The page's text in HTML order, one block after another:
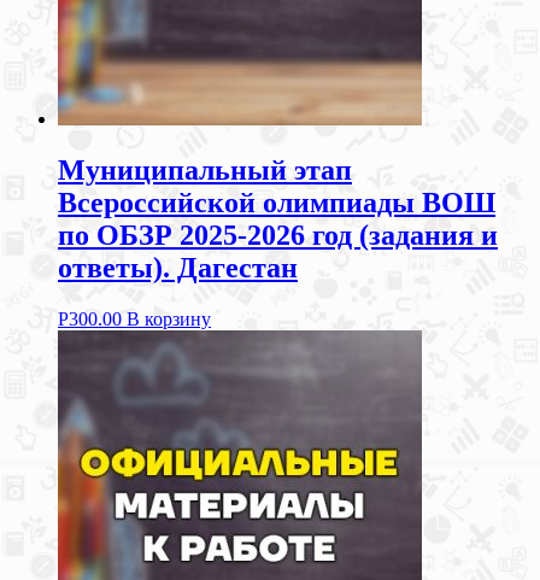
Муниципальный этап
Всероссийской олимпиады ВОШ
по ОБЗР 2025-2026 год (задания и
ответы). Дагестан
Р300.00 В корзину